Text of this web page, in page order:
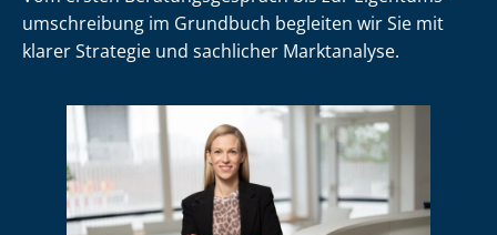
um­schrei­bung im Grundbuch begleiten wir Sie mit
klarer Strategie und sachlicher Marktanalyse.